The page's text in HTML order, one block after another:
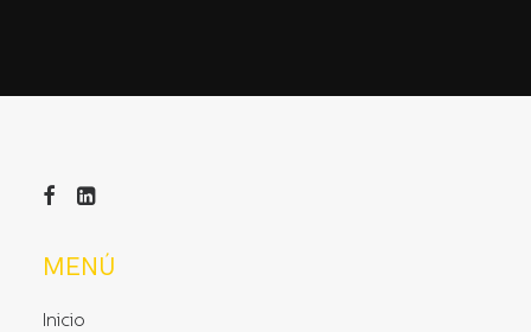
MENÚ
Inicio